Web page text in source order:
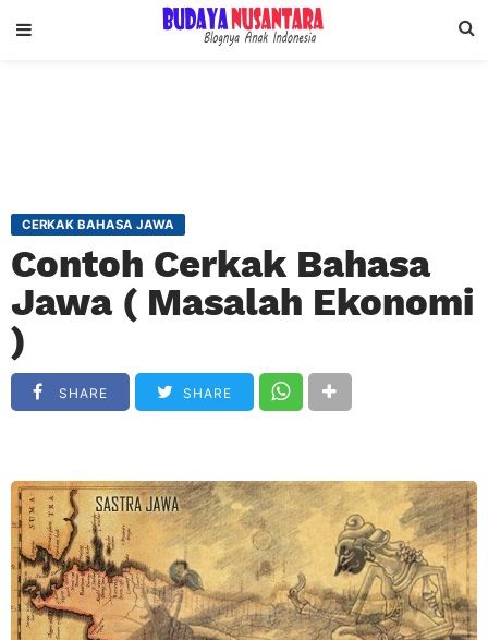
CERKAK BAHASA JAWA
Contoh Cerkak Bahasa
Jawa ( Masalah Ekonomi
)
SHARE SHARE